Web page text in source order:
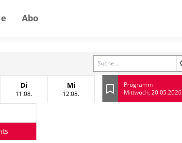
Abo
Search
10 AugustDienstag, 11 August
Di
11.08. Mittwoch, 12 August
Mi
12.08. Lesezeichen
Programm
Mittwoch, 20.05.2026